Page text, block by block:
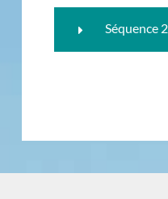
Séquence